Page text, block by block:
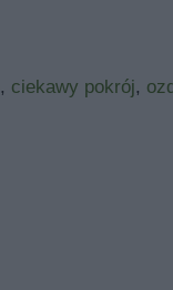
, ciekawy pokrój,